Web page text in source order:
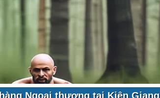
Ngoại thương tại Kiên Giang